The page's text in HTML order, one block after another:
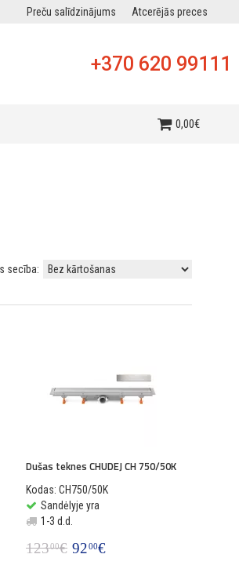
Preču salīdzinājums Atcerējās preces
+370 620 99111
0,00€
secība:
Dušas teknes CHUDEJ CH 750/50K
Kodas: CH750/50K
Sandėlyje yra
1-3 d.d.
12300€ 9200€